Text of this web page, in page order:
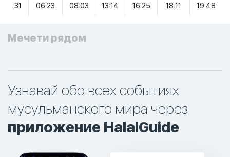
31 06:23 08:03 13:14 16:25 18:11 19:48
Мечети рядом
Узнавай обо всех событиях
мусульманского мира через
приложение HalalGuide